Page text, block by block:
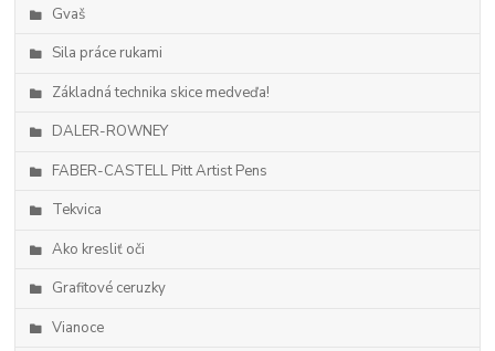
Gvaš
Sila práce rukami
Základná technika skice medveďa!
DALER-ROWNEY
FABER-CASTELL Pitt Artist Pens
Tekvica
Ako kresliť oči
Grafitové ceruzky
Vianoce